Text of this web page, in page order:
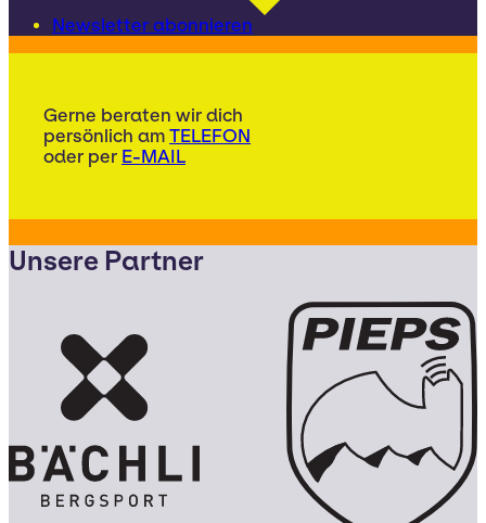
Newsletter abonnieren
Gerne beraten wir dich
persönlich am TELEFON
oder per E-MAIL
Unsere Partner